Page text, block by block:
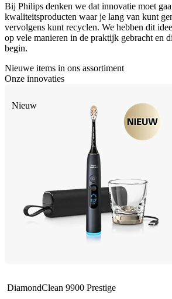
Bij Philips denken we dat innovatie moet
kwaliteitsproducten waar je lang van kunt
vervolgens kunt recyclen. We hebben dit
op vele manieren in de praktijk gebracht en
begin.
Nieuwe items in ons assortiment
Onze innovaties
Nieuw
DiamondClean 9900 Prestige